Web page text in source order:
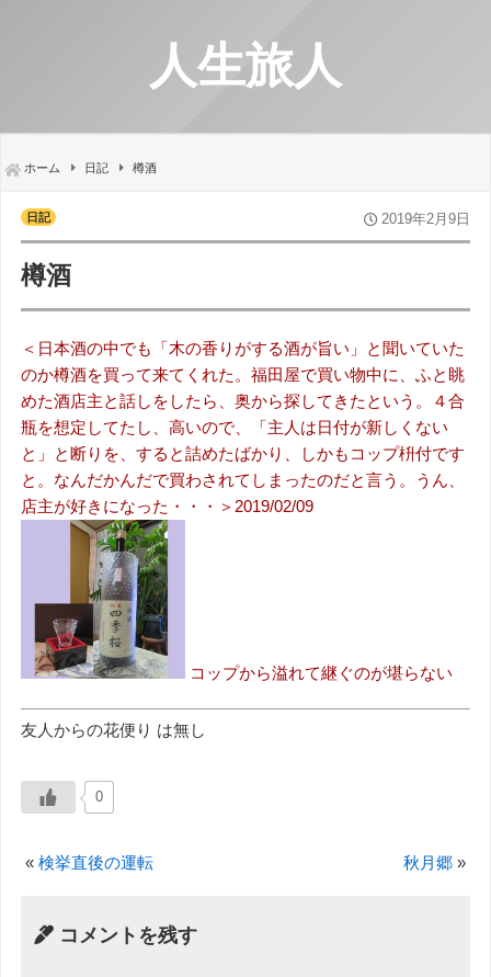
人生旅人
ホーム 日記 樽酒
日記 2019年2月9日
樽酒
＜日本酒の中でも「木の香りがする酒が旨い」と聞いていた
のか樽酒を買って来てくれた。福田屋で買い物中に、ふと眺
めた酒店主と話しをしたら、奥から探してきたという。４合
瓶を想定してたし、高いので、「主人は日付が新しくない
と」と断りを、すると詰めたばかり、しかもコップ枡付です
と。なんだかんだで買わされてしまったのだと言う。うん、
店主が好きになった・・・＞2019/02/09
コップから溢れて継ぐのが堪らない
友人からの花便り は無し
0
« 検挙直後の運転 秋月郷 »
コメントを残す